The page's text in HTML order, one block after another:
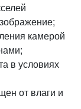
камерой
в условиях
от влаги и